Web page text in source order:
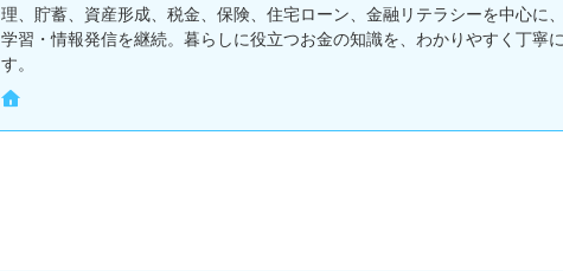
理、貯蓄、資産形成、税金、保険、住宅ローン、金融リテラシーを中心に
学習・情報発信を継続。暮らしに役立つお金の知識を、わかりやすく丁寧
す。